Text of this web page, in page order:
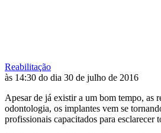
Reabilitação
às 14:30 do dia 30 de julho de 2016
Apesar de já existir a um bom tempo, as
odontologia, os implantes vem se
profissionais capacitados para esclarecer